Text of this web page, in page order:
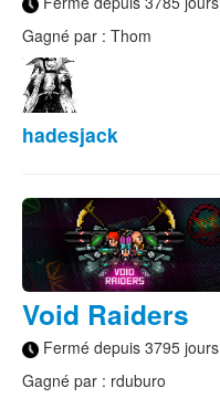
Gagné par : Thom
hadesjack
Void Raiders
Fermé depuis 3795 jours
Gagné par : rduburo